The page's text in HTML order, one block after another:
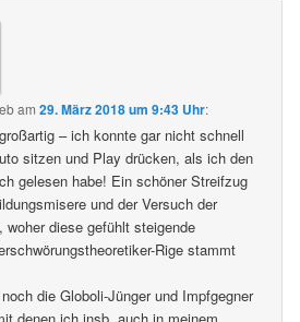
am29. März 2018 um 9:43 Uhr:
– ich konnte gar nicht schnell
sitzen und Play drücken, als ich den
gelesen habe! Ein schöner Streifzug
und der Versuch der
woher diese gefühlt steigende
Rige stammt
die Globoli-Jünger und Impfgegner